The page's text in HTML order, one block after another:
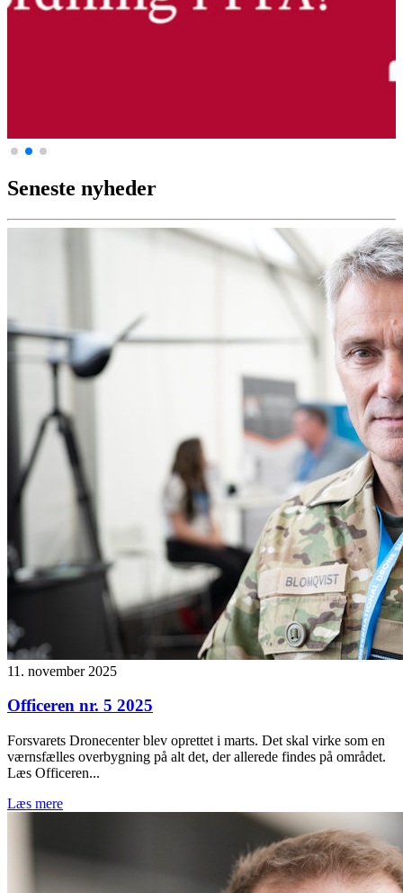
Seneste nyheder
11. november 2025
Officeren nr. 5 2025
Forsvarets Dronecenter blev oprettet i marts. Det skal virke som en
værnsfælles overbygning på alt det, der allerede findes på området.
Læs Officeren...
Læs mere